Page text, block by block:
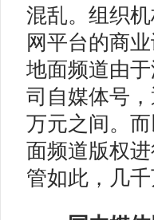
混乱。组织
网平台的商
地面频道由
司自媒体号
万元之间。
面频道版权
管如此，几